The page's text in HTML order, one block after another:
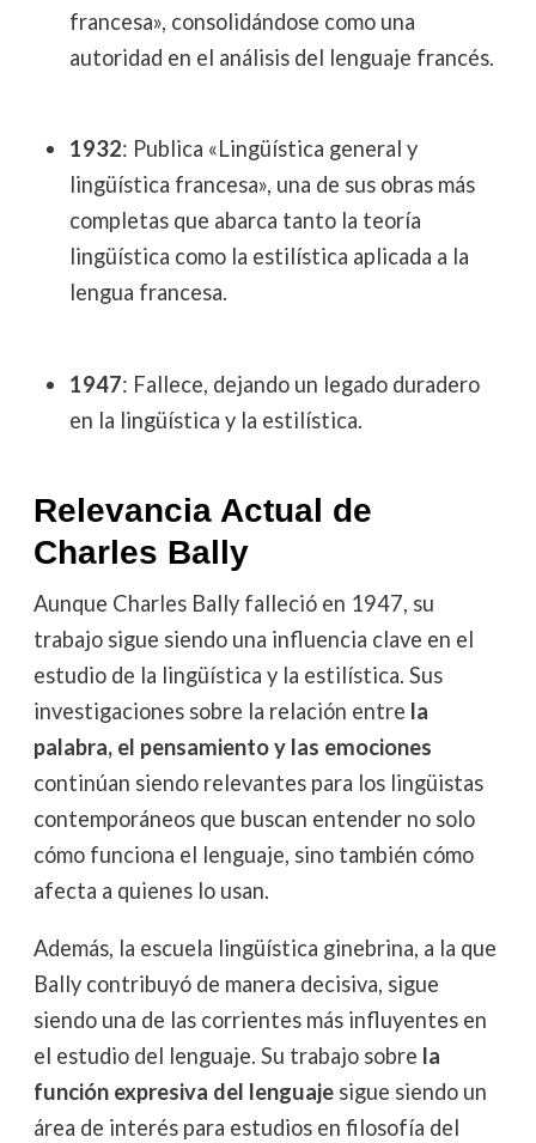
francesa», consolidándose como una
autoridad en el análisis del lenguaje francés.
1932: Publica «Lingüística general y
lingüística francesa», una de sus obras más
completas que abarca tanto la teoría
lingüística como la estilística aplicada a la
lengua francesa.
1947: Fallece, dejando un legado duradero
en la lingüística y la estilística.
Relevancia Actual de
Charles Bally
Aunque Charles Bally falleció en 1947, su
trabajo sigue siendo una influencia clave en el
estudio de la lingüística y la estilística. Sus
investigaciones sobre la relación entre la
palabra, el pensamiento y las emociones
continúan siendo relevantes para los lingüistas
contemporáneos que buscan entender no solo
cómo funciona el lenguaje, sino también cómo
afecta a quienes lo usan.
Además, la escuela lingüística ginebrina, a la que
Bally contribuyó de manera decisiva, sigue
siendo una de las corrientes más influyentes en
el estudio del lenguaje. Su trabajo sobre la
función expresiva del lenguajesigue siendo un
área de interés para estudios en filosofía del